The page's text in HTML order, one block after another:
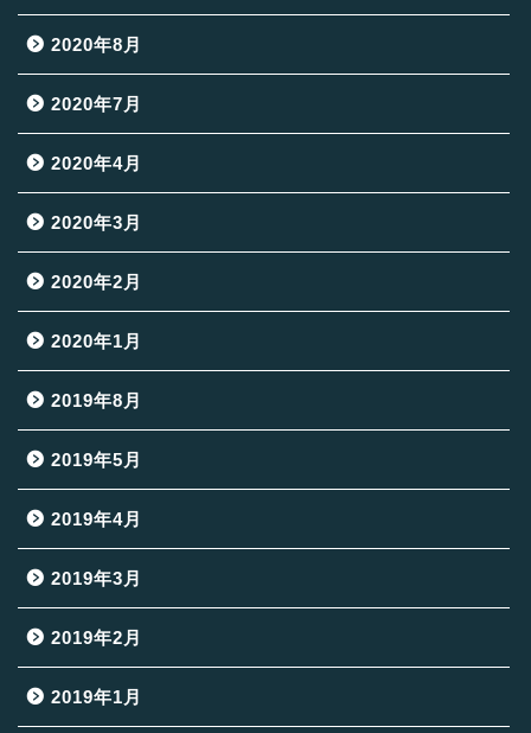
2020年8月
2020年7月
2020年4月
2020年3月
2020年2月
2020年1月
2019年8月
2019年5月
2019年4月
2019年3月
2019年2月
2019年1月